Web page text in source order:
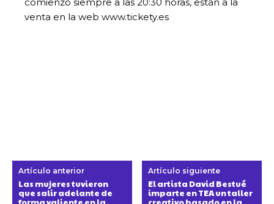
venta en la web www.tickety.es
Artículo anterior
Las mujeres tuvieron
que salir adelante de
Artículo siguiente
El artista David Bestué
imparte en TEA un taller